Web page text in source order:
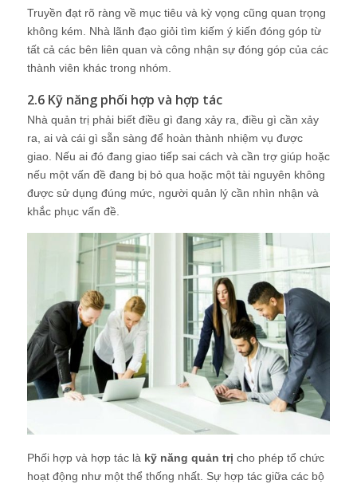
Truyền đạt rõ ràng về mục tiêu và kỳ vọng cũng quan trọng
không kém. Nhà lãnh đạo giỏi tìm kiếm ý kiến đóng góp từ
tất cả các bên liên quan và công nhận sự đóng góp của các
thành viên khác trong nhóm.
2.6 Kỹ năng phối hợp và hợp tác
Nhà quản trị phải biết điều gì đang xảy ra, điều gì cần xảy
ra, ai và cái gì sẵn sàng để hoàn thành nhiệm vụ được
giao. Nếu ai đó đang giao tiếp sai cách và cần trợ giúp hoặc
nếu một vấn đề đang bị bỏ qua hoặc một tài nguyên không
được sử dụng đúng mức, người quản lý cần nhìn nhận và
khắc phục vấn đề.
Phối hợp và hợp tác là kỹ năng quản trị cho phép tổ chức
hoạt động như một thể thống nhất. Sự hợp tác giữa các bộ